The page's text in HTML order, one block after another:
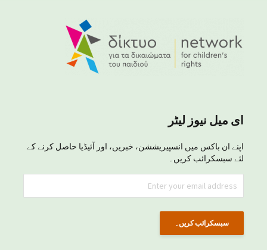
ای میل نیوز لیٹر
اپنے ان باکس میں انسپیریششن، خبریں، اور آئیڈیا حاصل کرنے کے
لئے سبسکرائب کریں۔